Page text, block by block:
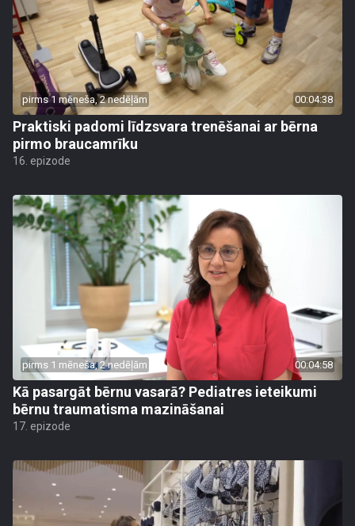
pirms 1 mēneša, 2 nedēļām 00:04:38
Praktiski padomi līdzsvara trenēšanai ar bērna
pirmo braucamrīku
16. epizode
pirms 1 mēneša, 2 nedēļām 00:04:58
Kā pasargāt bērnu vasarā? Pediatres ieteikumi
bērnu traumatisma mazināšanai
17. epizode